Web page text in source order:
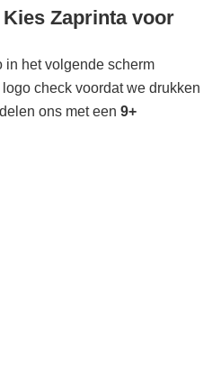
Kies Zaprinta voor
in het volgende scherm
logo check voordat we drukken
ons met een 9+